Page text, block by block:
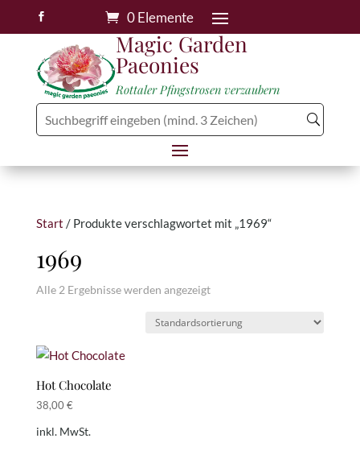
 0 Elemente
Magic Garden
Paeonies
Rottaler Pfingstrosen verzaubern
Start / Produkte verschlagwortet mit „1969“
1969
Alle 2 Ergebnisse werden angezeigt
Hot Chocolate
38,00 €
inkl. MwSt.